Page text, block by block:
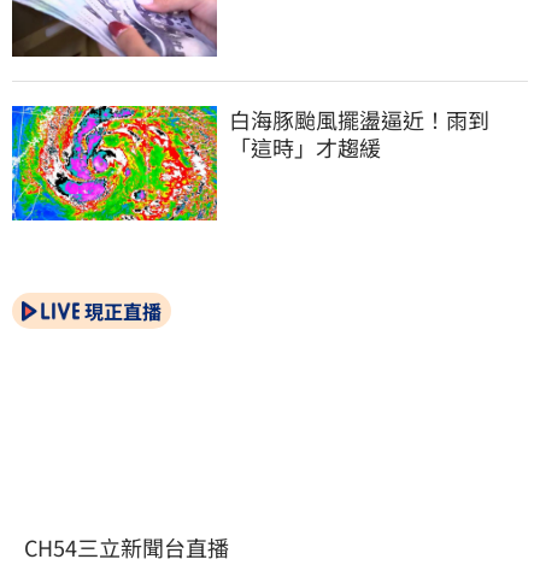
白海豚颱風擺盪逼近！雨到
「這時」才趨緩
現正直播
CH54三立新聞台直播